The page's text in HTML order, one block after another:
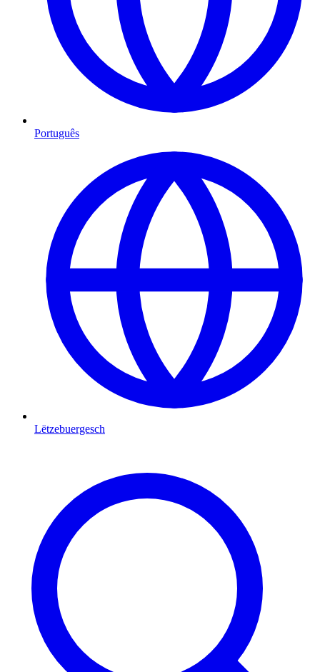
Português
Lëtzebuergesch